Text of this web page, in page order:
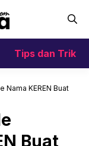
Tips dan Trik
Nama KEREN Buat
Buat